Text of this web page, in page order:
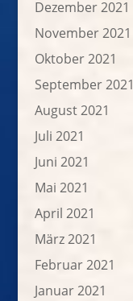
Dezember 2021
November 2021
Oktober 2021
September 2021
August 2021
Juli 2021
Juni 2021
Mai 2021
April 2021
März 2021
Februar 2021
Januar 2021